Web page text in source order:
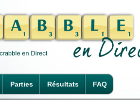
Parties Résultats FAQ